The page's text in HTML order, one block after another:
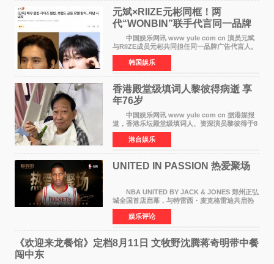
元斌×RIIZE元彬同框！两
代“WONBIN”联手代言同一品牌
颜值天花板合体
中国娱乐网讯 www yule com cn 演员元斌
与RIIZE成员元彬共同担任同一品牌广告代言人。
6日据独家报道，继演员元斌之后，RIIZE元彬最
近也被选为某在线中介平台A公司的共同广告代言
人，两人将作
韩国娱乐
香港殿堂级填词人黎彼得病逝 享
年76岁​
中国娱乐网讯 www yule com cn 据港媒报
道，香港乐坛殿堂级填词人、资深演员黎彼得于8
月5日上午因病离世，终年76岁。好友钟志光透
露，黎彼得今年3月中风后便卧床休养，身体机能
持续衰退，最
港台娱乐
UNITED IN PASSION 热爱聚场
NBA UNITED BY JACK & JONES 郑州正弘
城全国首店启幕，与特雷西・麦克格雷迪共启热
爱 2026 年7 月21 日，
NBAUNITEDBYJACK&JONES 全国首店，于郑
州正弘城正式启幕。NBA 传奇球星
娱乐评论
《欢迎来龙餐馆》定档8月11日 文牧野沈腾蒋奇明带中餐
闯中东